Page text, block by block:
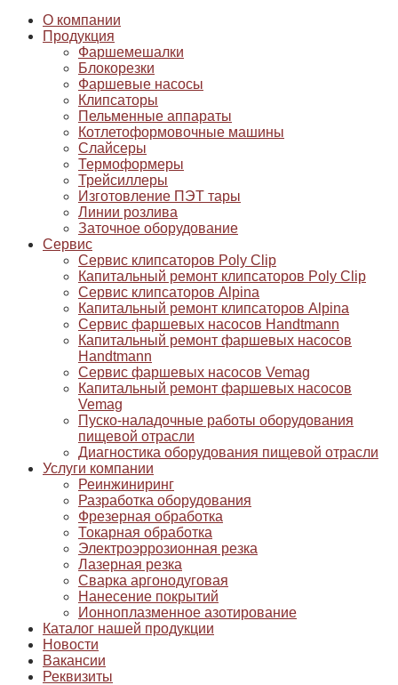
О компании
Продукция
Фаршемешалки
Блокорезки
Фаршевые насосы
Клипсаторы
Пельменные аппараты
Котлетоформовочные машины
Слайсеры
Термоформеры
Трейсиллеры
Изготовление ПЭТ тары
Линии розлива
Заточное оборудование
Сервис
Сервис клипсаторов Poly Clip
Капитальный ремонт клипсаторов Poly Clip
Сервис клипсаторов Alpina
Капитальный ремонт клипсаторов Alpina
Сервис фаршевых насосов Handtmann
Капитальный ремонт фаршевых насосов
Handtmann
Сервис фаршевых насосов Vemag
Капитальный ремонт фаршевых насосов
Vemag
Пуско-наладочные работы оборудования
пищевой отрасли
Диагностика оборудования пищевой отрасли
Услуги компании
Реинжиниринг
Разработка оборудования
Фрезерная обработка
Токарная обработка
Электроэррозионная резка
Лазерная резка
Сварка аргонодуговая
Нанесение покрытий
Ионноплазменное азотирование
Каталог нашей продукции
Новости
Вакансии
Реквизиты